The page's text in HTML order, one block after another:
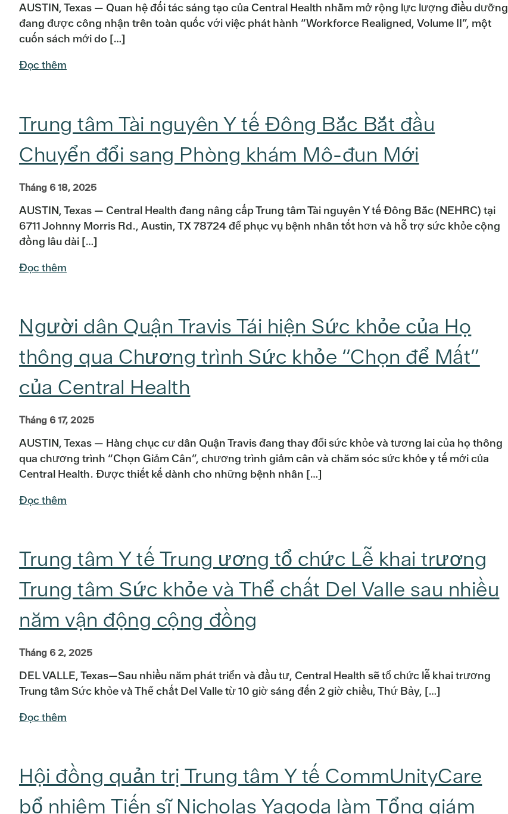
AUSTIN, Texas — Quan hệ đối tác sáng tạo của Central Health nhằm mở rộng lực lượng điều dưỡng
đang được công nhận trên toàn quốc với việc phát hành “Workforce Realigned, Volume II”, một
cuốn sách mới do […]
Đọc thêm
Trung tâm Tài nguyên Y tế Đông Bắc Bắt đầu
Chuyển đổi sang Phòng khám Mô-đun Mới
Tháng 6 18, 2025
AUSTIN, Texas — Central Health đang nâng cấp Trung tâm Tài nguyên Y tế Đông Bắc (NEHRC) tại
6711 Johnny Morris Rd., Austin, TX 78724 để phục vụ bệnh nhân tốt hơn và hỗ trợ sức khỏe cộng
đồng lâu dài […]
Đọc thêm
Người dân Quận Travis Tái hiện Sức khỏe của Họ
thông qua Chương trình Sức khỏe “Chọn để Mất”
của Central Health
Tháng 6 17, 2025
AUSTIN, Texas — Hàng chục cư dân Quận Travis đang thay đổi sức khỏe và tương lai của họ thông
qua chương trình “Chọn Giảm Cân”, chương trình giảm cân và chăm sóc sức khỏe y tế mới của
Central Health. Được thiết kế dành cho những bệnh nhân […]
Đọc thêm
Trung tâm Y tế Trung ương tổ chức Lễ khai trương
Trung tâm Sức khỏe và Thể chất Del Valle sau nhiều
năm vận động cộng đồng
Tháng 6 2, 2025
DEL VALLE, Texas—Sau nhiều năm phát triển và đầu tư, Central Health sẽ tổ chức lễ khai trương
Trung tâm Sức khỏe và Thể chất Del Valle từ 10 giờ sáng đến 2 giờ chiều, Thứ Bảy, […]
Đọc thêm
Hội đồng quản trị Trung tâm Y tế CommUnityCare
bổ nhiệm Tiến sĩ Nicholas Yagoda làm Tổng giám